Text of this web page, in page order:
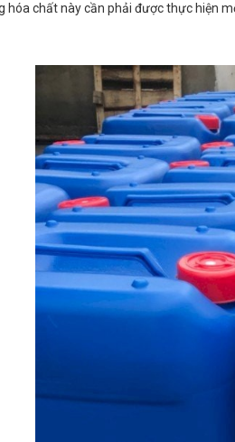
hóa chất này cần phải được thực hiện